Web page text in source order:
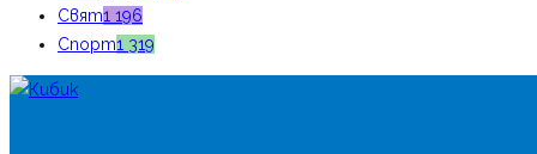
Свят1 196
Спорт1 319